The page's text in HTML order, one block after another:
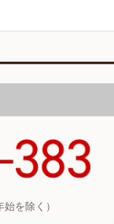
を除く）